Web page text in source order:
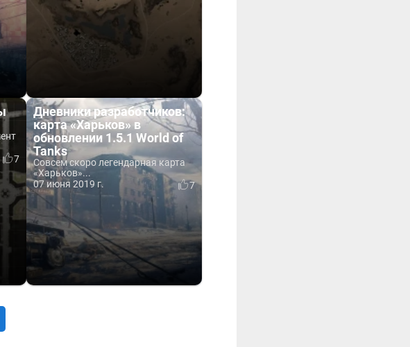
7
Дневники разработчиков:
карта «Харьков» в
обновлении 1.5.1 World of
Tanks
Совсем скоро легендарная карта
«Харьков»...
07 июня 2019 г.
7